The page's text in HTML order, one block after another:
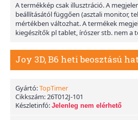
A termékkép csak illusztráció. A
beállításától függően (asztali monitor,
mértékben változhat. A termékek
kiegészítők pl tablet, írószer stb. nem a
Gyártó:TopTimer
Cikkszám:26T012J-101
Készletinfó: Jelenleg nem elérhető